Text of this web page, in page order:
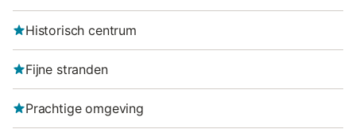
Historisch centrum
Fijne stranden
Prachtige omgeving